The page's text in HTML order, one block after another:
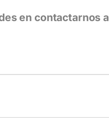
en contactarnos a